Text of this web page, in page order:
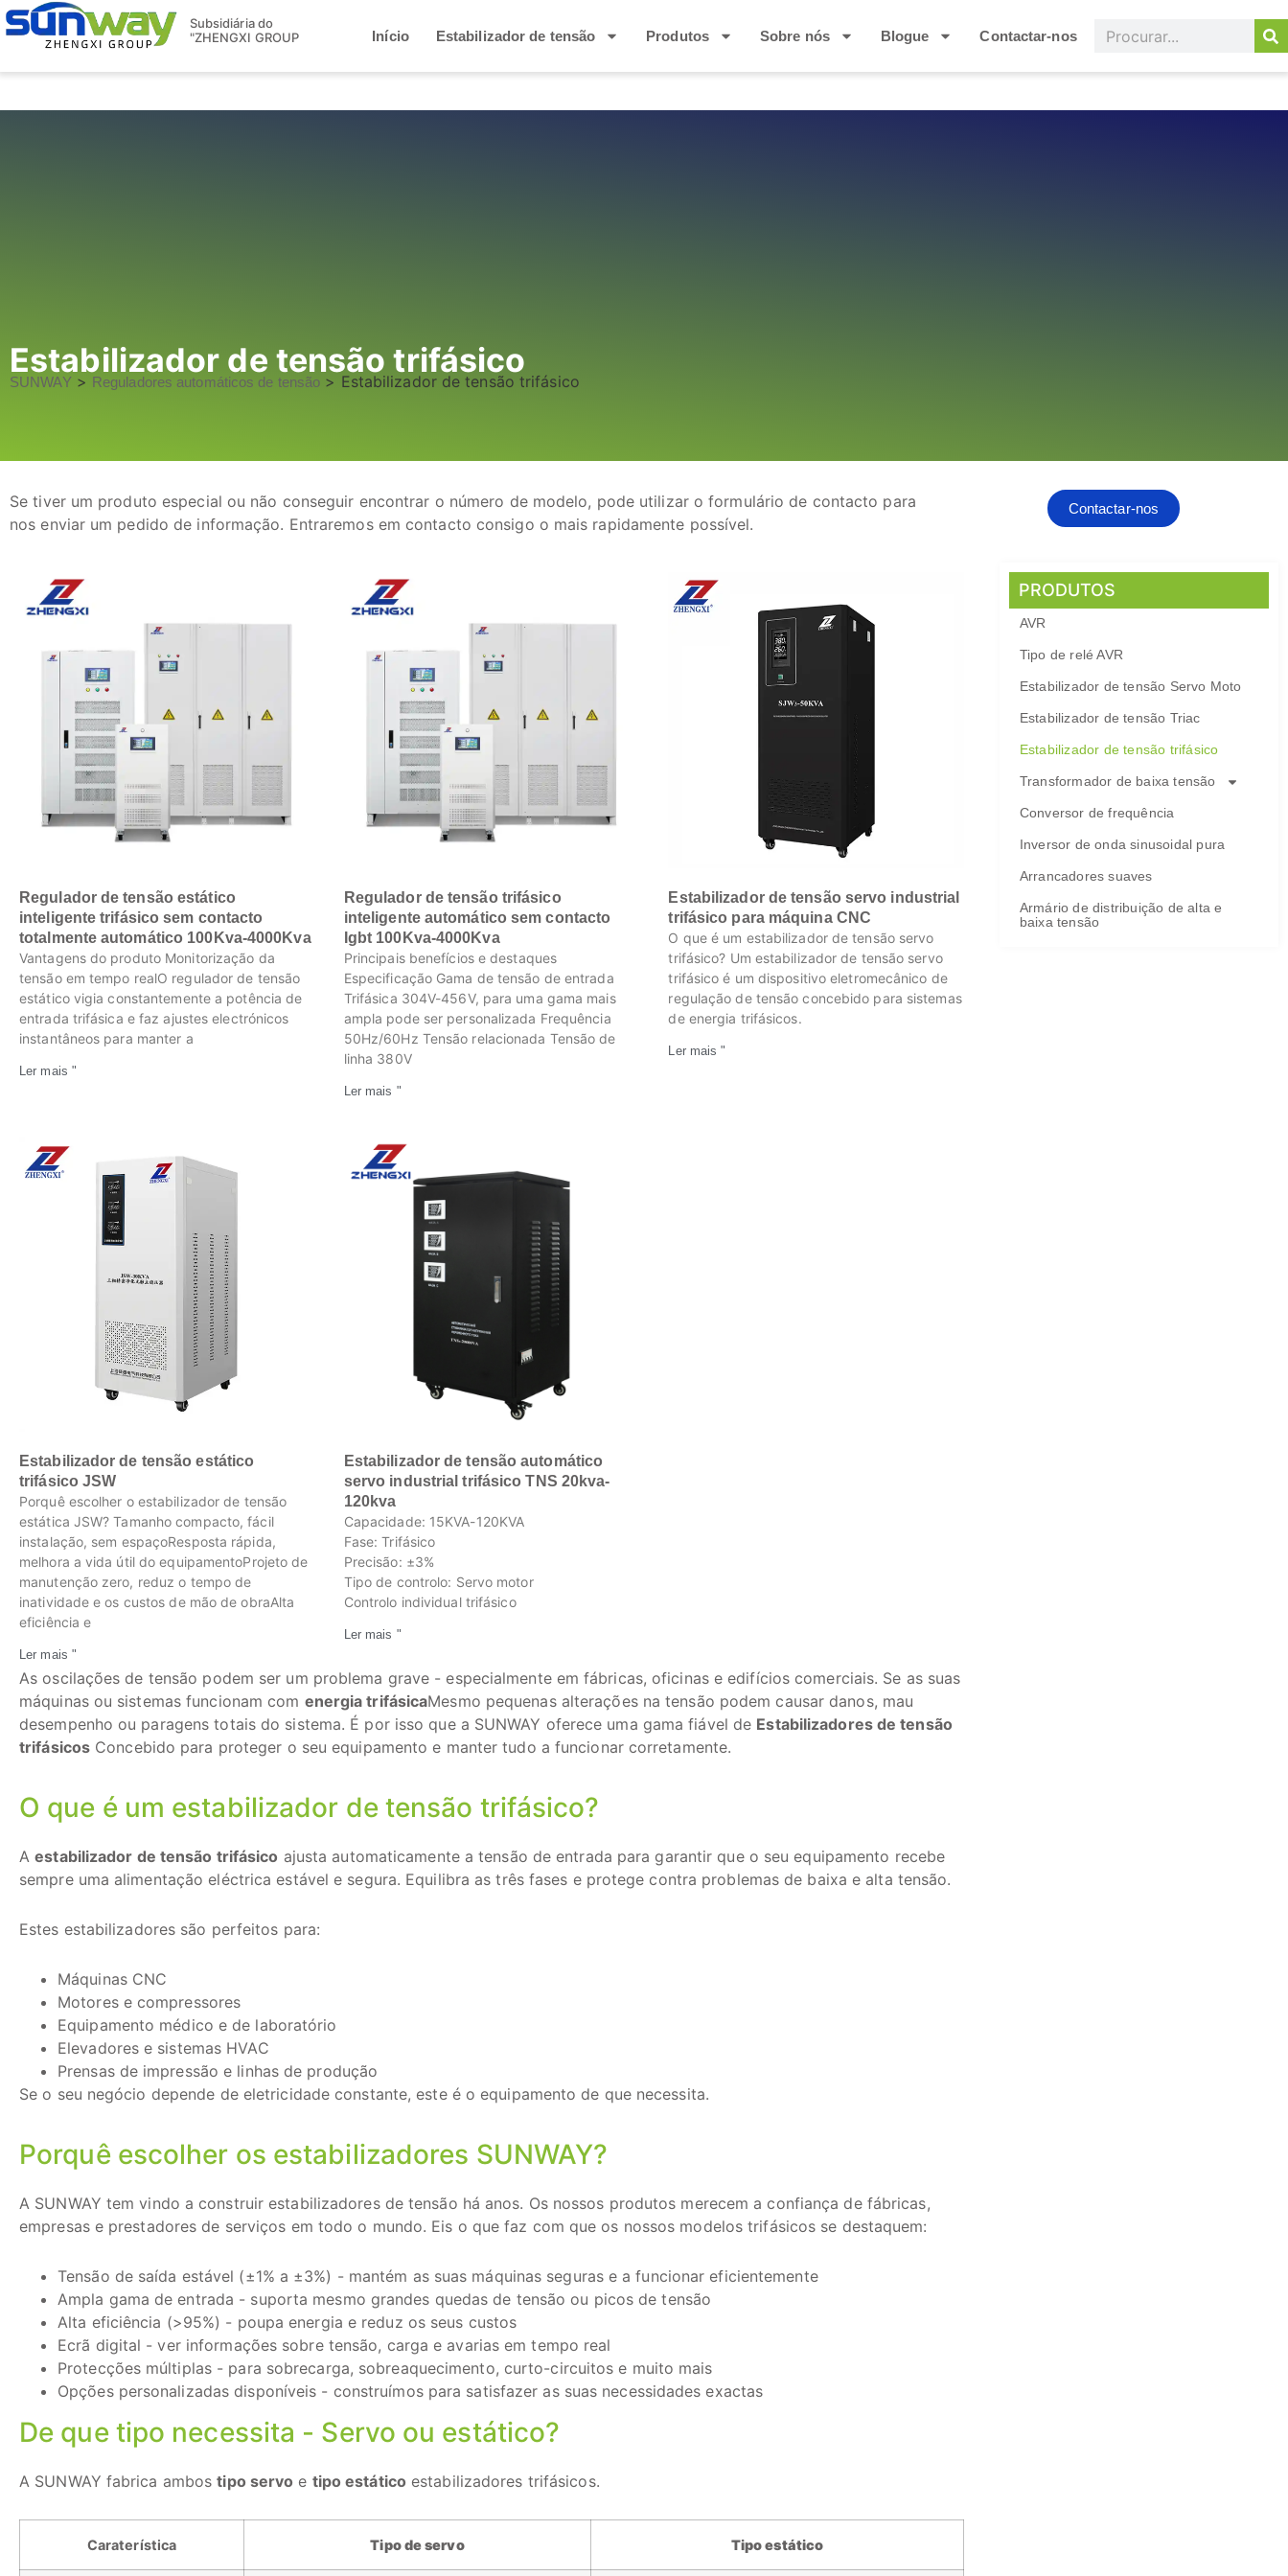
Subsidiária do
"ZHENGXI GROUP
Início Estabilizador de tensão Produtos Sobre nós Blogue Contactar-nos
Estabilizador de tensão trifásico
SUNWAY> Reguladores automáticos de tensão > Estabilizador de tensão trifásico
Se tiver um produto especial ou não conseguir encontrar o número de modelo, pode utilizar o formulário de contacto para
nos enviar um pedido de informação. Entraremos em contacto consigo o mais rapidamente possível.
Contactar-nos
Regulador de tensão estático
inteligente trifásico sem contacto
totalmente automático 100Kva-4000Kva
Vantagens do produto Monitorização da
tensão em tempo realO regulador de tensão
estático vigia constantemente a potência de
entrada trifásica e faz ajustes electrónicos
instantâneos para manter a
Ler mais "
Regulador de tensão trifásico
inteligente automático sem contacto
Igbt 100Kva-4000Kva
Principais benefícios e destaques
Especificação Gama de tensão de entrada
Trifásica 304V-456V, para uma gama mais
ampla pode ser personalizada Frequência
50Hz/60Hz Tensão relacionada Tensão de
linha 380V
Ler mais "
Estabilizador de tensão servo industrial
trifásico para máquina CNC
O que é um estabilizador de tensão servo
trifásico? Um estabilizador de tensão servo
trifásico é um dispositivo eletromecânico de
regulação de tensão concebido para sistemas
de energia trifásicos.
Ler mais "
Estabilizador de tensão estático
trifásico JSW
Porquê escolher o estabilizador de tensão
estática JSW? Tamanho compacto, fácil
instalação, sem espaçoResposta rápida,
melhora a vida útil do equipamentoProjeto de
manutenção zero, reduz o tempo de
inatividade e os custos de mão de obraAlta
eficiência e
Ler mais "
Estabilizador de tensão automático
servo industrial trifásico TNS 20kva-
120kva
Capacidade: 15KVA-120KVA
Fase: Trifásico
Precisão: ±3%
Tipo de controlo: Servo motor
Controlo individual trifásico
Ler mais "
As oscilações de tensão podem ser um problema grave - especialmente em fábricas, oficinas e edifícios comerciais. Se as suas
máquinas ou sistemas funcionam com energia trifásicaMesmo pequenas alterações na tensão podem causar danos, mau
desempenho ou paragens totais do sistema. É por isso que a SUNWAY oferece uma gama fiável de Estabilizadores de tensão
trifásicos Concebido para proteger o seu equipamento e manter tudo a funcionar corretamente.
O que é um estabilizador de tensão trifásico?
Aestabilizador de tensão trifásico ajusta automaticamente a tensão de entrada para garantir que o seu equipamento recebe
sempre uma alimentação eléctrica estável e segura. Equilibra as três fases e protege contra problemas de baixa e alta tensão.
Estes estabilizadores são perfeitos para:
Máquinas CNC
Motores e compressores
Equipamento médico e de laboratório
Elevadores e sistemas HVAC
Prensas de impressão e linhas de produção
Se o seu negócio depende de eletricidade constante, este é o equipamento de que necessita.
Porquê escolher os estabilizadores SUNWAY?
A SUNWAY tem vindo a construir estabilizadores de tensão há anos. Os nossos produtos merecem a confiança de fábricas,
empresas e prestadores de serviços em todo o mundo. Eis o que faz com que os nossos modelos trifásicos se destaquem:
Tensão de saída estável (±1% a ±3%) - mantém as suas máquinas seguras e a funcionar eficientemente
Ampla gama de entrada - suporta mesmo grandes quedas de tensão ou picos de tensão
Alta eficiência (>95%) - poupa energia e reduz os seus custos
Ecrã digital - ver informações sobre tensão, carga e avarias em tempo real
Protecções múltiplas - para sobrecarga, sobreaquecimento, curto-circuitos e muito mais
Opções personalizadas disponíveis - construímos para satisfazer as suas necessidades exactas
De que tipo necessita - Servo ou estático?
A SUNWAY fabrica ambostipo servo e tipo estático estabilizadores trifásicos.
Caraterística Tipo de servo Tipo estático
PRODUTOS
AVR
Tipo de relé AVR
Estabilizador de tensão Servo Moto
Estabilizador de tensão Triac
Estabilizador de tensão trifásico
Transformador de baixa tensão
Conversor de frequência
Inversor de onda sinusoidal pura
Arrancadores suaves
Armário de distribuição de alta e
baixa tensão